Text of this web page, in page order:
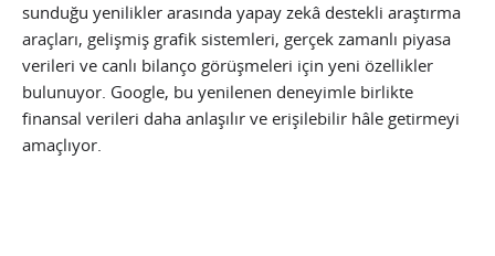
sunduğu yenilikler arasında yapay zekâ destekli araştırma
araçları, gelişmiş grafik sistemleri, gerçek zamanlı piyasa
verileri ve canlı bilanço görüşmeleri için yeni özellikler
bulunuyor. Google, bu yenilenen deneyimle birlikte
finansal verileri daha anlaşılır ve erişilebilir hâle getirmeyi
amaçlıyor.